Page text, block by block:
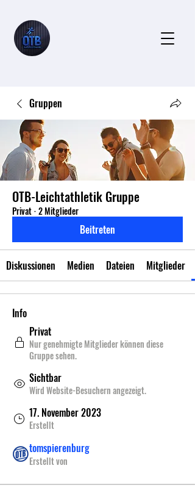
Gruppen
OTB-Leichtathletik Gruppe
Privat·2 Mitglieder
Beitreten
Diskussionen Medien Dateien Mitglieder
Info
Privat
Nur genehmigte Mitglieder können diese
Gruppe sehen.
Sichtbar
Wird Website-Besuchern angezeigt.
17. November 2023
Erstellt
tomspierenburg
Erstellt von